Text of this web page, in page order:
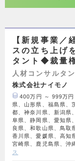
【新規事業／
スの立ち上げ
タント◆裁量
人材コンサルタ
株式会社ナイモノ
400万円 ～ 999万円
県、山形県、福島県、
都、神奈川県、新潟県
阜県、静岡県、愛知県
良県、和歌山県、鳥取
香川県、愛媛県、高知
宮崎県、鹿児島県、沖
ス